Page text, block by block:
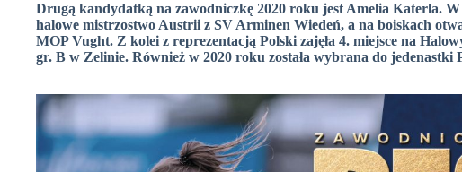
Drugą kandydatką na zawodniczkę 2020 roku jest Amelia Katerla.
halowe mistrzostwo Austrii z SV Arminen Wiedeń, a na boiskach
MOP Vught. Z kolei z reprezentacją Polski zajęła 4. miejsce na
gr. B w Zelinie. Również w 2020 roku została wybrana do